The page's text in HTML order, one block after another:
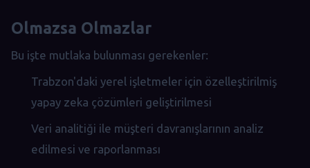
Olmazsa Olmazlar
Bu işte mutlaka bulunması gerekenler:
Trabzon'daki yerel işletmeler için özelleştirilmiş
yapay zeka çözümleri geliştirilmesi
Veri analitiği ile müşteri davranışlarının analiz
edilmesi ve raporlanması